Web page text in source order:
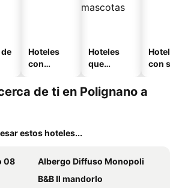
Hoteles
con
Hoteles
que
mascotas
con
de ti en Polignano a
estos hoteles...
08
Albergo Diffuso Monopoli
B&B Il mandorlo